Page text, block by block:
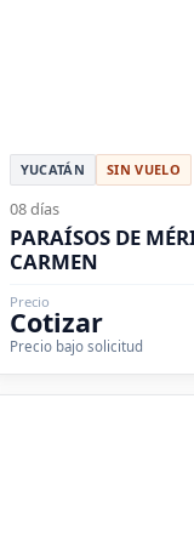
YUCATÁN SIN VUELO
08 días
PARAÍSOS DE
CARMEN
Precio
Cotizar
Precio bajo solicitud